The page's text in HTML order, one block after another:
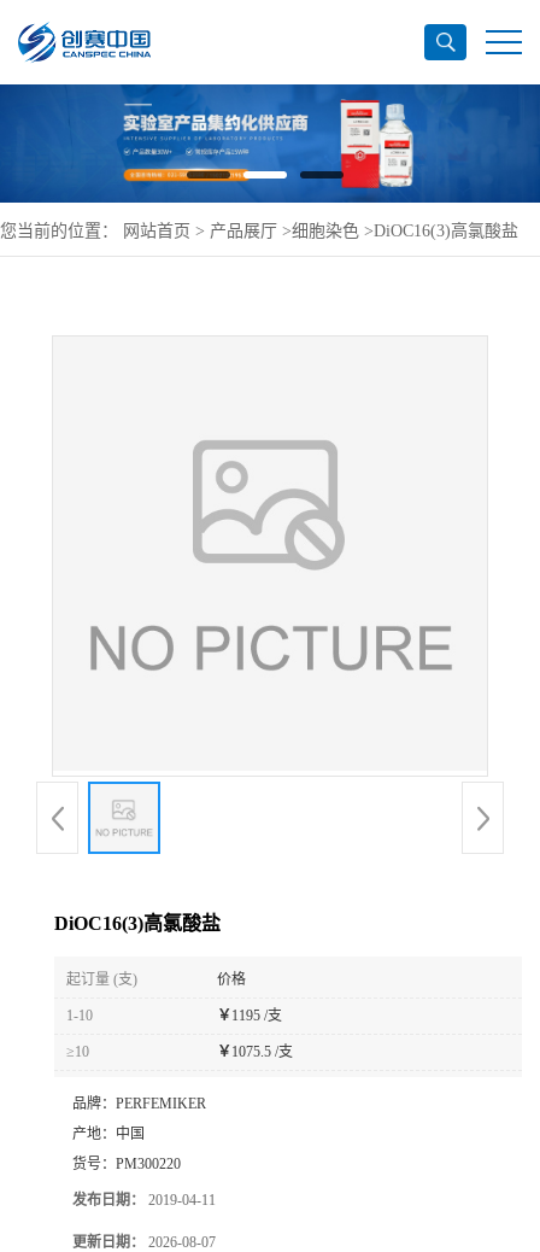
您当前的位置： 网站首页 > 产品展厅 >细胞染色 >DiOC16(3)高氯酸盐
DiOC16(3)高氯酸盐
起订量 (支) 价格
1-10 ￥ 1195 /支
≥10 ￥ 1075.5 /支
品牌： PERFEMIKER
产地： 中国
货号： PM300220
发布日期： 2019-04-11
更新日期： 2026-08-07